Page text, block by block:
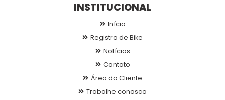
INSTITUCIONAL
Início
Registro de Bike
Notícias
Contato
Área do Cliente
Trabalhe conosco